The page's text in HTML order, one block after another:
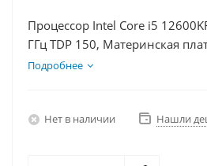
Процессор Intel Core i5
ГГц TDP 150, Материнская
Видеокарта RTX 3050 6Гб,
Подробнее
Нет в наличии Нашли